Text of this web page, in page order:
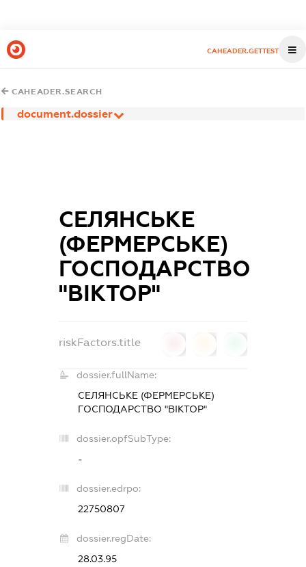
CAHEADER.GETTEST
CAHEADER.SEARCH
document.dossier
СЕЛЯНСЬКЕ
(ФЕРМЕРСЬКЕ)
ГОСПОДАРСТВО
"ВІКТОР"
riskFactors.title
dossier.fullName:
СЕЛЯНСЬКЕ (ФЕРМЕРСЬКЕ)
ГОСПОДАРСТВО "ВІКТОР"
dossier.opfSubType:
-
dossier.edrpo:
22750807
dossier.regDate:
28.03.95